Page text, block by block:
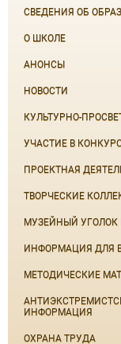
СВЕДЕНИЯ ОБ
О ШКОЛЕ
АНОНСЫ
НОВОСТИ
КУЛЬТУРНО-
УЧАСТИЕ В
ПРОЕКТНАЯ
ТВОРЧЕСКИЕ
МУЗЕЙНЫЙ УГОЛОК
ИНФОРМАЦИЯ ДЛЯ
МЕТОДИЧЕСКИЕ
ИНФОРМАЦИЯ
ОХРАНА ТРУДА